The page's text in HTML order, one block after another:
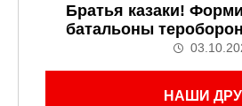
Братья казаки!
батальоны
НАШИ